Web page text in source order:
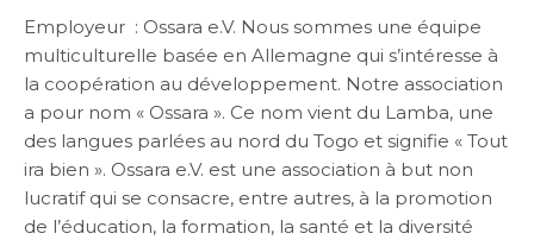
Employeur : Ossara e.V. Nous sommes une équipe
multiculturelle basée en Allemagne qui s’intéresse à
la coopération au développement. Notre association
a pour nom « Ossara ». Ce nom vient du Lamba, une
des langues parlées au nord du Togo et signifie « Tout
ira bien ». Ossara e.V. est une association à but non
lucratif qui se consacre, entre autres, à la promotion
de l’éducation, la formation, la santé et la diversité